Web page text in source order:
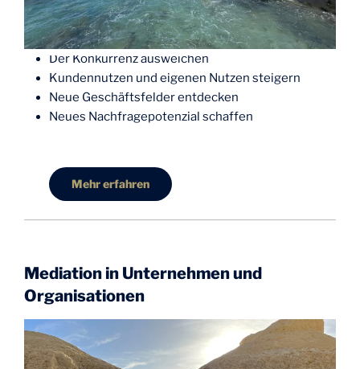
Der Konkurrenz ausweichen
Kundennutzen und eigenen Nutzen steigern
Neue Geschäftsfelder entdecken
Neues Nachfragepotenzial schaffen
Mehr erfahren
Mediation in Unternehmen und
Organisationen